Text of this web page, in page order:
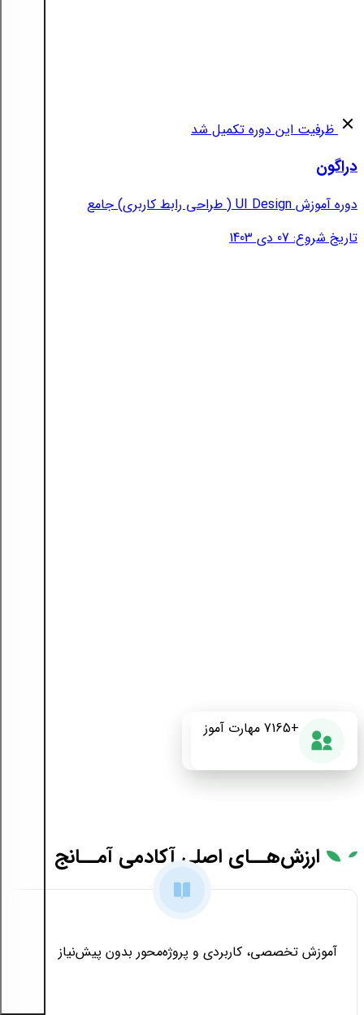
ظرفیت این دوره تکمیل شد
دراگون
دوره آموزش UI Design ( طراحی رابط کاربری) جامع
تاریخ شروع: 07 دی 1403
+175 دوره آموزشی 87% رضایت از دوره +7165 مهارت آموز
ارزش‌هــای اصلی آکادمی آمــانج
آموزش تخصصی، کاربردی و پروژه‌محور بدون پیش‌نیاز